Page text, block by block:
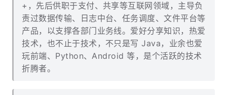
+，先后供职于支付、共享等互联网领域，主导负
责过数据传输、日志中台、任务调度、文件平台等
产品，以支撑各部门业务线。爱好分享知识，热爱
技术，也不止于技术，不只是写 Java，业余也爱
玩前端、Python、Android 等，是个活跃的技术
折腾者。